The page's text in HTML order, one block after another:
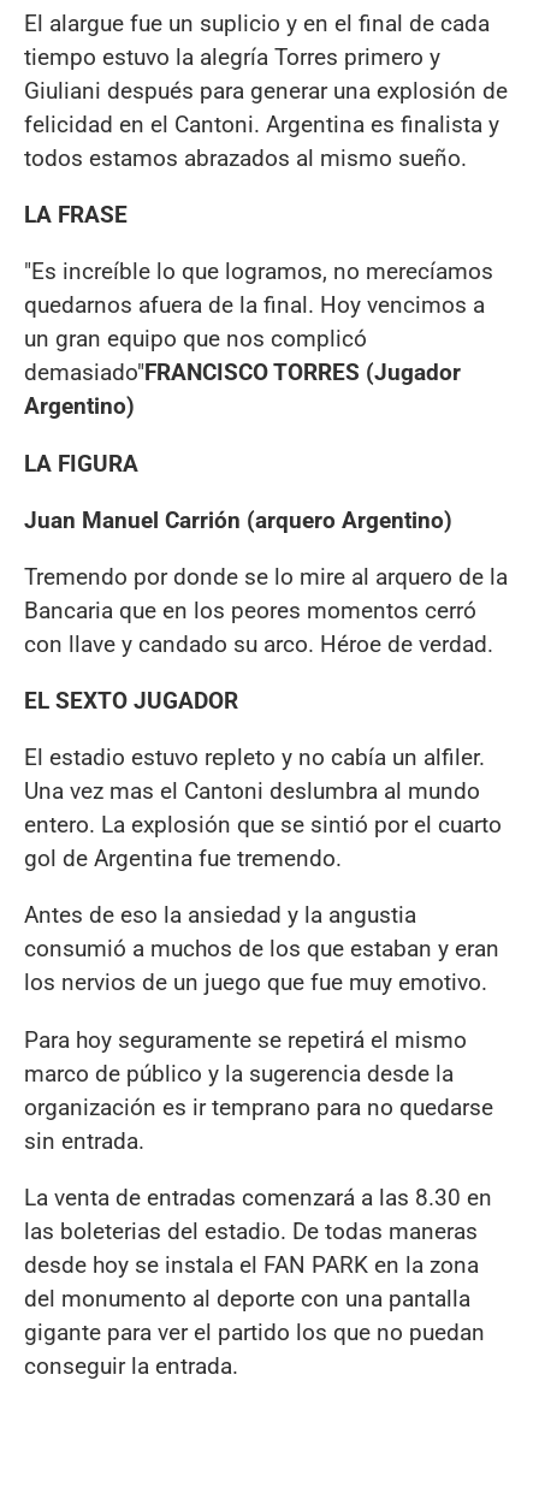
El alargue fue un suplicio y en el final de cada
tiempo estuvo la alegría Torres primero y
Giuliani después para generar una explosión de
felicidad en el Cantoni. Argentina es finalista y
todos estamos abrazados al mismo sueño.
LA FRASE
"Es increíble lo que logramos, no merecíamos
quedarnos afuera de la final. Hoy vencimos a
un gran equipo que nos complicó
demasiado"FRANCISCO TORRES (Jugador
Argentino)
LA FIGURA
Juan Manuel Carrión (arquero Argentino)
Tremendo por donde se lo mire al arquero de la
Bancaria que en los peores momentos cerró
con llave y candado su arco. Héroe de verdad.
EL SEXTO JUGADOR
El estadio estuvo repleto y no cabía un alfiler.
Una vez mas el Cantoni deslumbra al mundo
entero. La explosión que se sintió por el cuarto
gol de Argentina fue tremendo.
Antes de eso la ansiedad y la angustia
consumió a muchos de los que estaban y eran
los nervios de un juego que fue muy emotivo.
Para hoy seguramente se repetirá el mismo
marco de público y la sugerencia desde la
organización es ir temprano para no quedarse
sin entrada.
La venta de entradas comenzará a las 8.30 en
las boleterias del estadio. De todas maneras
desde hoy se instala el FAN PARK en la zona
del monumento al deporte con una pantalla
gigante para ver el partido los que no puedan
conseguir la entrada.